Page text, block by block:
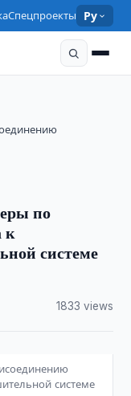
Спецпроекты Ру
по
к
системе
1833 views
системе